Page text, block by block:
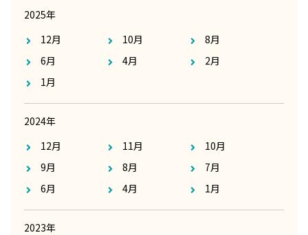
2025年
12月
10月
8月
6月
4月
2月
1月
2024年
12月
11月
10月
9月
8月
7月
6月
4月 1月
2023年